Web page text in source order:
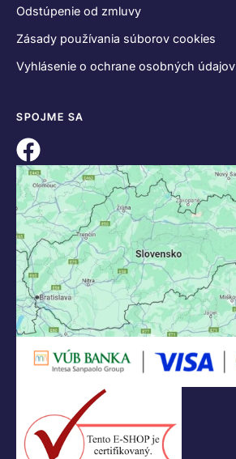
Odstúpenie od zmluvy
Zásady používania súborov cookies
Vyhlásenie o ochrane osobných údajov
SPOJME SA